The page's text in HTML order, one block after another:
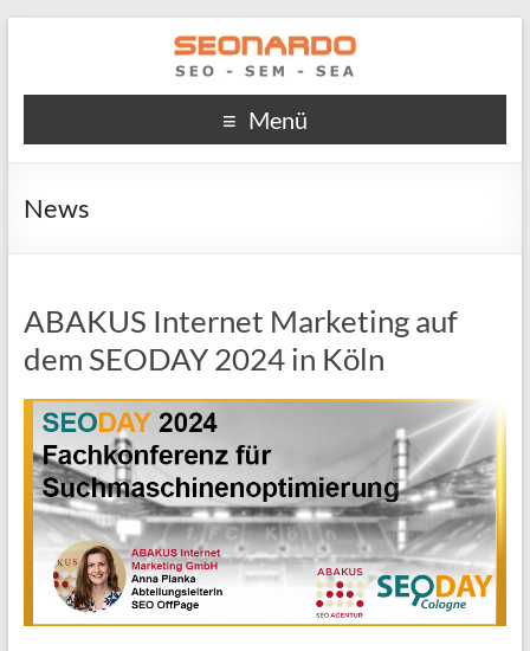
Menü
News
ABAKUS Internet Marketing auf
dem SEODAY 2024 in Köln